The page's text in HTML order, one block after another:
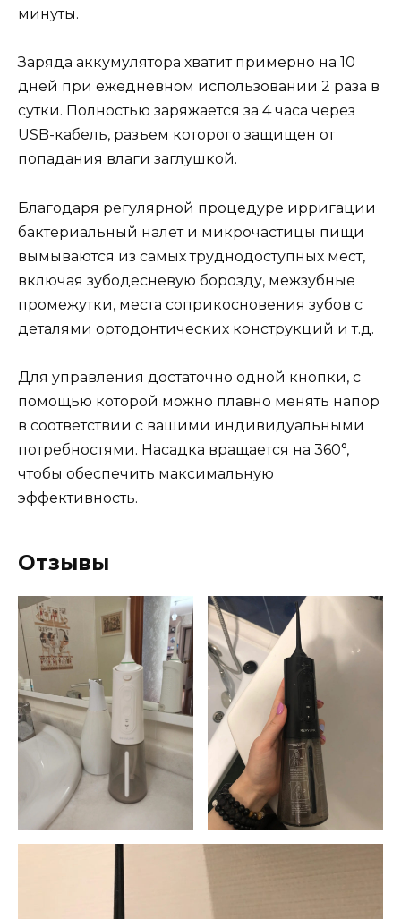
минуты.
Заряда аккумулятора хватит примерно на 10
дней при ежедневном использовании 2 раза в
сутки. Полностью заряжается за 4 часа через
USB-кабель, разъем которого защищен от
попадания влаги заглушкой.
Благодаря регулярной процедуре ирригации
бактериальный налет и микрочастицы пищи
вымываются из самых труднодоступных мест,
включая зубодесневую борозду, межзубные
промежутки, места соприкосновения зубов с
деталями ортодонтических конструкций и т.д.
Для управления достаточно одной кнопки, с
помощью которой можно плавно менять напор
в соответствии с вашими индивидуальными
потребностями. Насадка вращается на 360°,
чтобы обеспечить максимальную
эффективность.
Отзывы